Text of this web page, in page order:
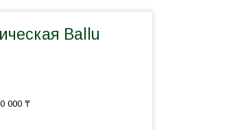
Ballu
000 ₸